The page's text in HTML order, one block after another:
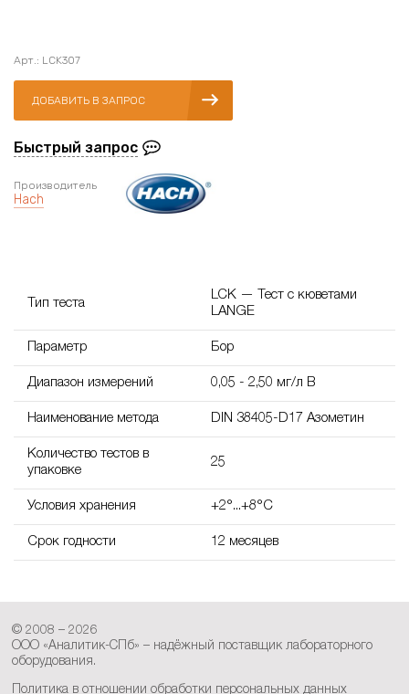
Арт.: LCK307
ДОБАВИТЬ В ЗАПРОС
Быстрый запрос
Производитель
Hach
Тип теста
LCK — Тест с кюветами
LANGE
Параметр Бор
Диапазон измерений 0,05 - 2,50 мг/л B
Наименование метода DIN 38405-D17 Азометин
Количество тестов в
упаковке
25
Условия хранения +2°...+8°C
Срок годности 12 месяцев
© 2008 – 2026
ООО «Аналитик-СПб» – надёжный поставщик лабораторного
оборудования.
Политика в отношении обработки персональных данных